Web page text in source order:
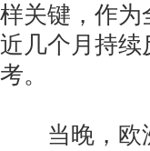
样关键，作为
近几个月持续
考。
当晚，欧洲